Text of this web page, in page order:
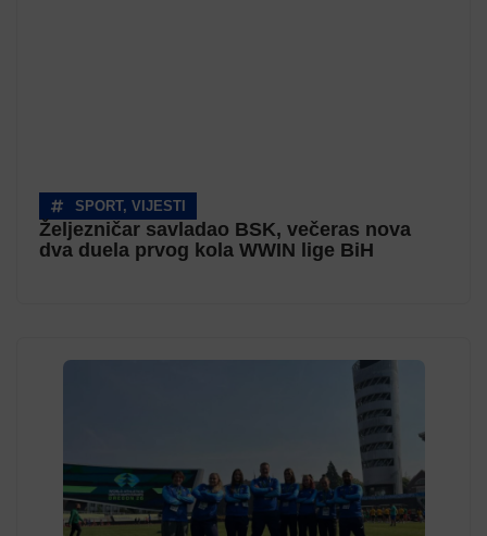
SPORT, VIJESTI
Željezničar savladao BSK, večeras nova
dva duela prvog kola WWIN lige BiH